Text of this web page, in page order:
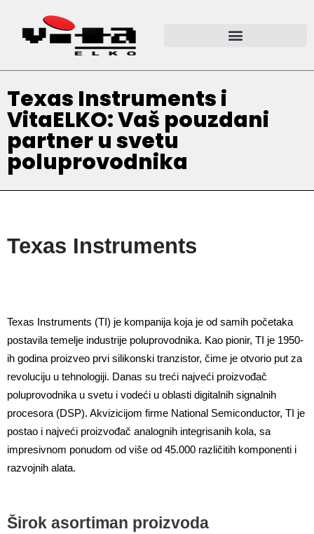
Texas Instruments i
VitaELKO: Vaš pouzdani
partner u svetu
poluprovodnika
Texas Instruments
Texas Instruments (TI) je kompanija koja je od samih početaka
postavila temelje industrije poluprovodnika. Kao pionir, TI je 1950-
ih godina proizveo prvi silikonski tranzistor, čime je otvorio put za
revoluciju u tehnologiji. Danas su treći najveći proizvođač
poluprovodnika u svetu i vodeći u oblasti digitalnih signalnih
procesora (DSP). Akvizicijom firme National Semiconductor, TI je
postao i najveći proizvođač analognih integrisanih kola, sa
impresivnom ponudom od više od 45.000 različitih komponenti i
razvojnih alata.
Širok asortiman proizvoda